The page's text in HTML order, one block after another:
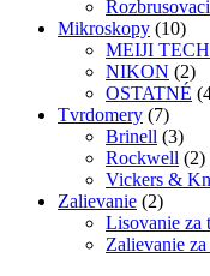
Mikroskopy (10)
MEIJI
NIKON (2)
OSTATNÉ
Tvrdomery (7)
Brinell (3)
Rockwell (2)
Vickers &
Zalievanie (2)
Lisovanie za
Zalievanie za